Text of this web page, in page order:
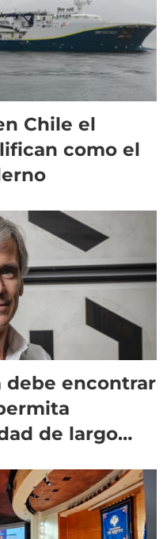
Chile el
como el
debe encontrar
de largo